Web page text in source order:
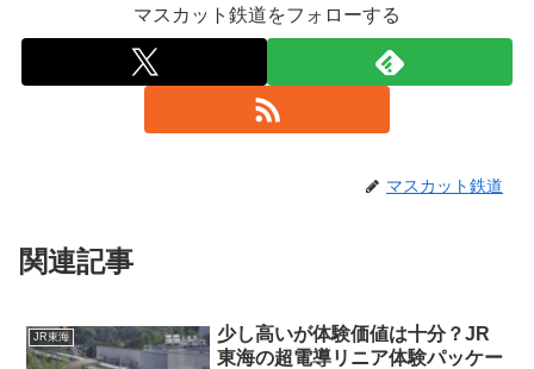
マスカット鉄道をフォローする
マスカット鉄道
関連記事
JR東海
少し高いが体験価値は十分？JR
東海の超電導リニア体験パッケー